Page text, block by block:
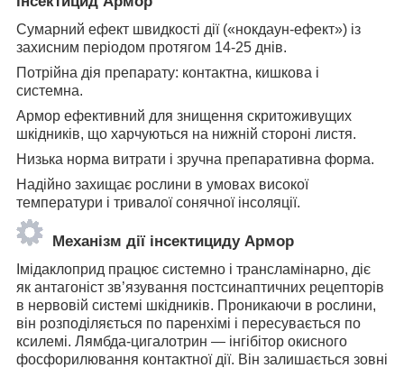
Сумарний ефект швидкості дії («нокдаун-ефект») із
захисним періодом протягом 14-25 днів.
Потрійна дія препарату: контактна, кишкова і
системна.
Армор ефективний для знищення скритоживущих
шкідників, що харчуються на нижній стороні листя.
Низька норма витрати і зручна препаративна форма.
Надійно захищає рослини в умовах високої
температури і тривалої сонячної інсоляції.
Механізм дії інсектициду Армор
Імідаклоприд працює системно і трансламінарно, діє
як антагоніст зв’язування постсинаптичних рецепторів
в нервовій системі шкідників. Проникаючи в рослини,
він розподіляється по паренхімі і пересувається по
ксилемі. Лямбда-цигалотрин — інгібітор окисного
фосфорилювання контактної дії. Він залишається зовні